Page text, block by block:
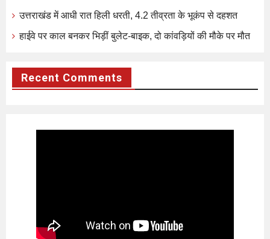
उत्तराखंड में आधी रात हिली धरती, 4.2 तीव्रता के भूकंप से दहशत
हाईवे पर काल बनकर भिड़ीं बुलेट-बाइक, दो कांवड़ियों की मौके पर मौत
Recent Comments